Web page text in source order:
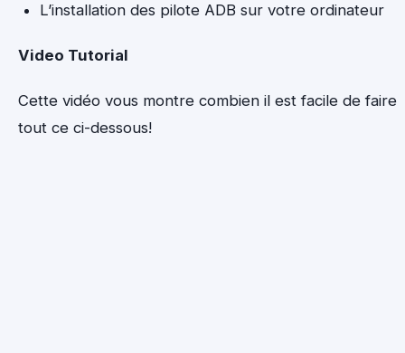
L’installation des pilote ADB sur votre ordinateur
Video Tutorial
Cette vidéo vous montre combien il est facile de faire
tout ce ci-dessous!